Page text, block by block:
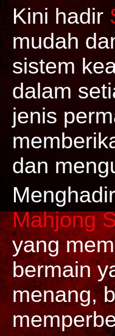
Kini hadir
mudah
sistem
dalam
jenis
dan
Mahjong
yang
bermain
menang,